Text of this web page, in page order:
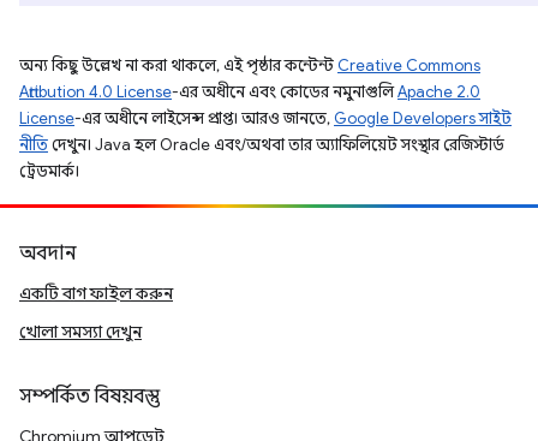
অন্য কিছু উল্লেখ না করা থাকলে, এই পৃষ্ঠার কন্টেন্ট Creative Commons
Attribution 4.0 License-এর অধীনে এবং কোডের নমুনাগুলিApache 2.0
License-এর অধীনে লাইসেন্স প্রাপ্ত। আরও জানতে, Google Developers সাইট
নীতিদেখুন। Java হল Oracle এবং/অথবা তার অ্যাফিলিয়েট সংস্থার রেজিস্টার্ড
ট্রেডমার্ক।
অবদান
একটি বাগ ফাইল করুন
খোলা সমস্যা দেখুন
সম্পর্কিত বিষয়বস্তু
Chromium আপডেট